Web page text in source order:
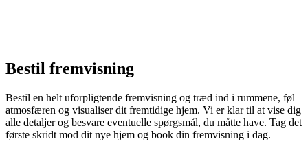
Bestil fremvisning
Bestil en helt uforpligtende fremvisning og træd ind i rummene, føl
atmosfæren og visualiser dit fremtidige hjem. Vi er klar til at vise dig
alle detaljer og besvare eventuelle spørgsmål, du måtte have. Tag det
første skridt mod dit nye hjem og book din fremvisning i dag.